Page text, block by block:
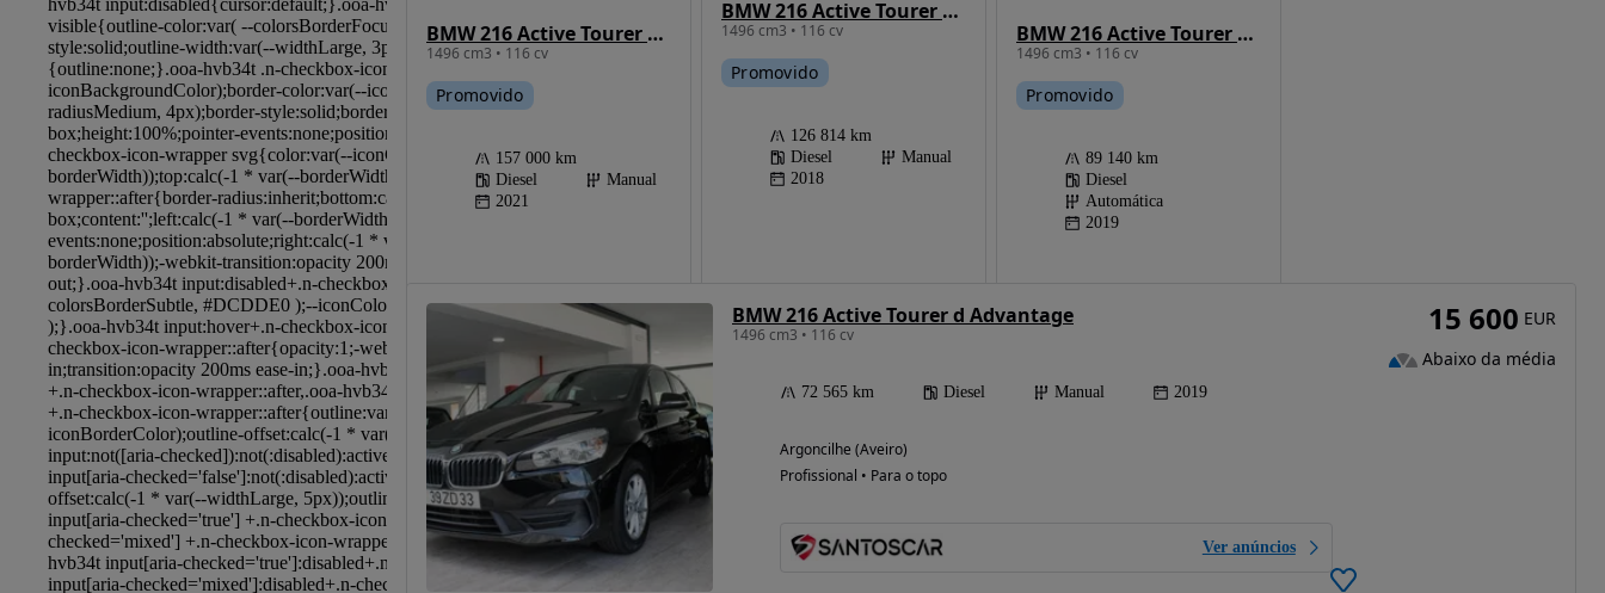
BMW 216 Active Tourer d Advantage
1496 cm3 • 116 cv
Promovido
157 000 km
Diesel
Manual
2021
BMW 216 Active Tourer d Advantage
1496 cm3 • 116 cv
Promovido
126 814 km
Diesel
Manual
2018
BMW 216 Active Tourer d Line Sport Auto
1496 cm3 • 116 cv
Promovido
89 140 km
Diesel
Automática
2019
BMW 216 Active Tourer d Advantage
1496 cm3 • 116 cv
72 565 km Diesel Manual 2019
Argoncilhe (Aveiro)
Profissional • Para o topo
Ver anúncios
15 600 EUR
Abaixo da média